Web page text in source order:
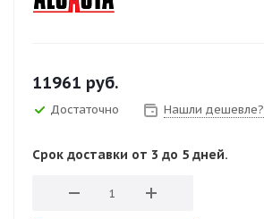
11961 руб.
Достаточно Нашли дешевле?
Срок доставки от 3 до 5 дней.